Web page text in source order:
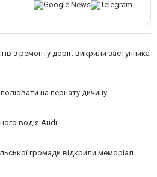
з ремонту доріг: викрили заступника
на пернату дичину
водія Audi
громади відкрили меморіал